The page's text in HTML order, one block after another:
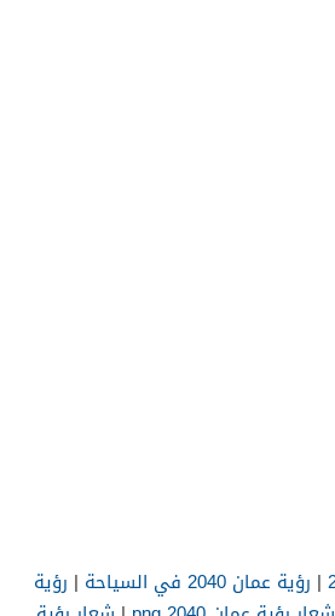
| رؤية عمان 2040 في السياحة | رؤية